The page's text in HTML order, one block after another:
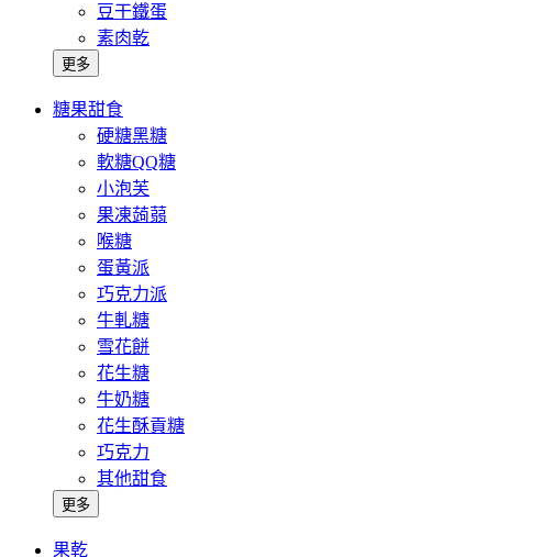
豆干鐵蛋
素肉乾
更多
糖果甜食
硬糖黑糖
軟糖QQ糖
小泡芙
果凍蒟蒻
喉糖
蛋黃派
巧克力派
牛軋糖
雪花餅
花生糖
牛奶糖
花生酥貢糖
巧克力
其他甜食
更多
果乾